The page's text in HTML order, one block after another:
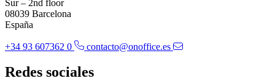
Sur – 2nd floor
08039 Barcelona
España
+34 93 607362 0 contacto@onoffice.es
Redes sociales